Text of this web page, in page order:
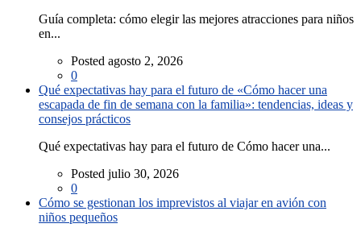
Guía completa: cómo elegir las mejores atracciones para niños
en...
Posted agosto 2, 2026
0
Qué expectativas hay para el futuro de «Cómo hacer una
escapada de fin de semana con la familia»: tendencias, ideas y
consejos prácticos
Qué expectativas hay para el futuro de Cómo hacer una...
Posted julio 30, 2026
0
Cómo se gestionan los imprevistos al viajar en avión con
niños pequeños